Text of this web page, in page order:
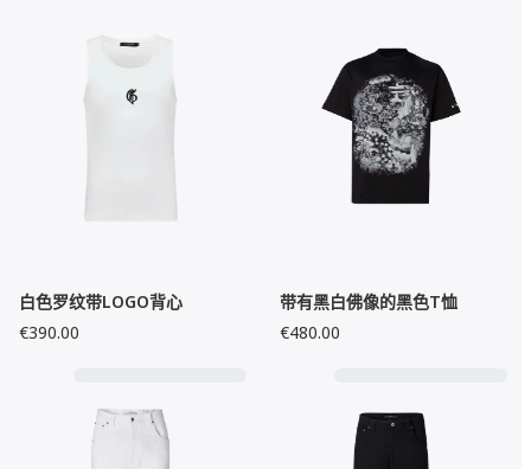
白色罗纹带LOGO背心
€390.00
带有黑白佛像的黑色T恤
€480.00